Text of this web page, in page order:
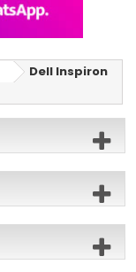
Dell Inspiron